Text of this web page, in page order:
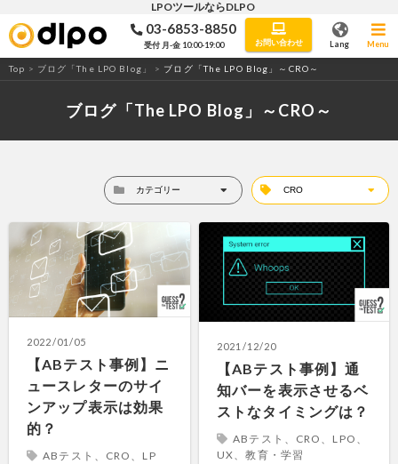
LPO・ABテストツール「DLPO」
LPOツールならDLPO
03-6853-8850
受付 月-金 10:00-19:00 お問い合わせ Lang Menu
Top > ブログ「The LPO Blog」 > ブログ「The LPO Blog」～CRO～
ブログ「The LPO Blog」～CRO～
2022/01/05
【ABテスト事例】ニ
ュースレターのサイ
ンアップ表示は効果
的？
ABテスト、CRO、LP
2021/12/20
【ABテスト事例】通
知バーを表示させるベ
ストなタイミングは？
ABテスト、CRO、LPO、
UX、教育・学習